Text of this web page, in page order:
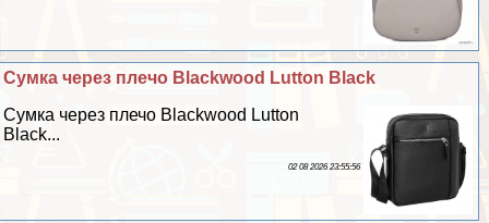
Сумка через плечо Blackwood Lutton Black
Сумка через плечо Blackwood Lutton
Black...
02 08 2026 23:55:56